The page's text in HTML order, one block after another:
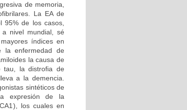
de memoria,
La EA de
95% de los casos,
nivel mundial, sé
índices en
la enfermedad de
la causa de
tau, la distrofia de
a la demencia.
sintéticos de
expresión de la
los cuales en